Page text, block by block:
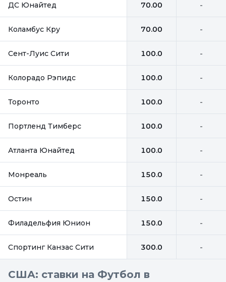
ДС Юнайтед 70.00 -
Коламбус Кру 70.00 -
Сент-Луис Сити 100.0 -
Колорадо Рэпидс 100.0 -
Торонто 100.0 -
Портленд Тимберс 100.0 -
Атланта Юнайтед 100.0 -
Монреаль 150.0 -
Остин 150.0 -
Филадельфия Юнион 150.0 -
Спортинг Канзас Сити 300.0 -
США: ставки на Футбол в